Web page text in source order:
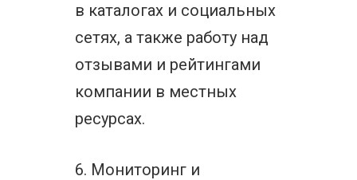
в каталогах и социальных
сетях, а также работу над
отзывами и рейтингами
компании в местных
ресурсах.
6. Мониторинг и